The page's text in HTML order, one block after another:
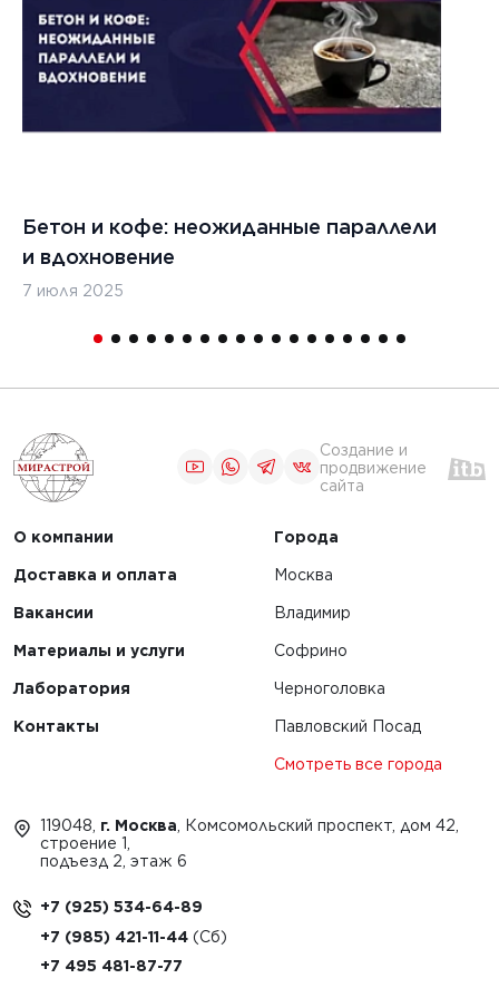
перед
1 2 ... 4 5 6
Бетон и кофе: неожиданные параллели
и вдохновение
7 июля 2025
Создание и
продвижение
сайта
О компании
Доставка и оплата
Вакансии
Материалы и услуги
Лаборатория
Контакты
Города
Москва
Владимир
Софрино
Черноголовка
Павловский Посад
Смотреть все города
119048, г. Москва , Комсомольский проспект, дом 42,
строение 1,
подъезд 2, этаж 6
+7 (925) 534-64-89
+7 (985) 421-11-44
+7 495 481-87-77